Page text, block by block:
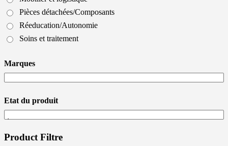
Pièces détachées/Composants
Réeducation/Autonomie
Soins et traitement
Marques
Etat du produit
Product Filtre